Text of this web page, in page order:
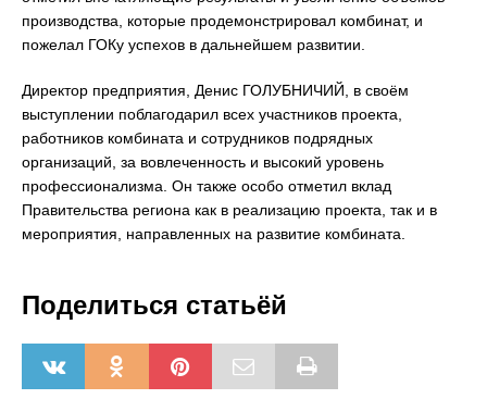
производства, которые продемонстрировал комбинат, и
пожелал ГОКу успехов в дальнейшем развитии.
Директор предприятия, Денис ГОЛУБНИЧИЙ, в своём
выступлении поблагодарил всех участников проекта,
работников комбината и сотрудников подрядных
организаций, за вовлеченность и высокий уровень
профессионализма. Он также особо отметил вклад
Правительства региона как в реализацию проекта, так и в
мероприятия, направленных на развитие комбината.
Поделиться статьёй